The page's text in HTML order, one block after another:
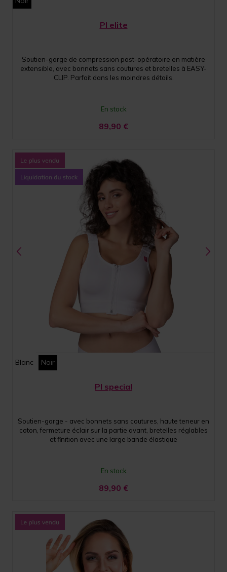
PI elite
Soutien-gorge de compression post-opératoire en matière
extensible, avec bonnets sans coutures et bretelles à EASY-
CLIP. Parfait dans les moindres détails.
En stock
89,90 €
Blanc Noir
PI special
Soutien-gorge - avec bonnets sans coutures, haute teneur en
coton, fermeture éclair sur la partie avant, bretelles réglables
et finition avec une large bande élastique
En stock
89,90 €